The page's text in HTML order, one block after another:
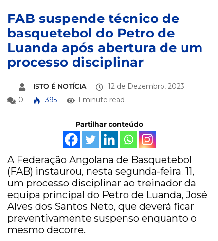
FAB suspende técnico de
basquetebol do Petro de
Luanda após abertura de um
processo disciplinar
ISTO É NOTÍCIA
12 de Dezembro, 2023
0
395 1 minute read
Partilhar conteúdo
A Federação Angolana de Basquetebol
(FAB) instaurou, nesta segunda-feira, 11,
um processo disciplinar ao treinador da
equipa principal do Petro de Luanda, José
Alves dos Santos Neto, que deverá ficar
preventivamente suspenso enquanto o
mesmo decorre.